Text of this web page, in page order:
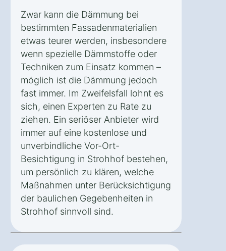
Zwar kann die Dämmung bei
bestimmten Fassadenmaterialien
etwas teurer werden, insbesondere
wenn spezielle Dämmstoffe oder
Techniken zum Einsatz kommen –
möglich ist die Dämmung jedoch
fast immer. Im Zweifelsfall lohnt es
sich, einen Experten zu Rate zu
ziehen. Ein seriöser Anbieter wird
immer auf eine kostenlose und
unverbindliche Vor-Ort-
Besichtigung in Strohhof bestehen,
um persönlich zu klären, welche
Maßnahmen unter Berücksichtigung
der baulichen Gegebenheiten in
Strohhof sinnvoll sind.